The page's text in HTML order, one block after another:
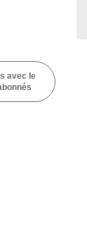
avec le